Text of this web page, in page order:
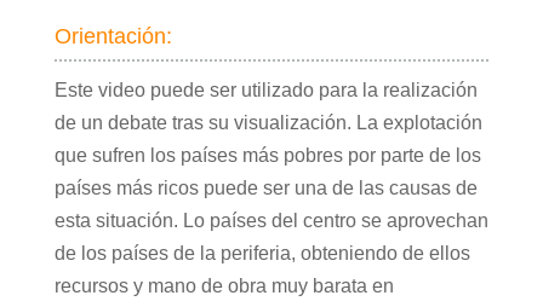
Orientación:
Este video puede ser utilizado para la realización
de un debate tras su visualización. La explotación
que sufren los países más pobres por parte de los
países más ricos puede ser una de las causas de
esta situación. Lo países del centro se aprovechan
de los países de la periferia, obteniendo de ellos
recursos y mano de obra muy barata en